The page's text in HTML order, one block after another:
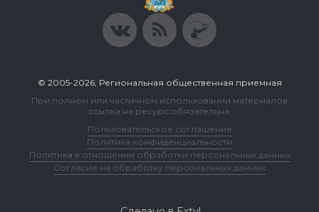
© 2005-2026, Региональная общественная приемная
При полном или частичном использовании материалов
ссылка на ресурс обязательна.
Пользовательское соглашение
Политика конфиденциальности
Политика в отношении обработки персональных данных
Согласие на обработку персональных данных